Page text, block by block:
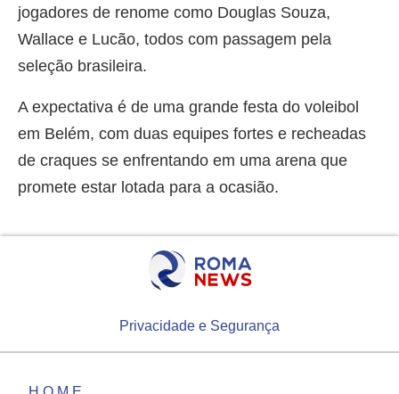
jogadores de renome como Douglas Souza,
Wallace e Lucão, todos com passagem pela
seleção brasileira.
A expectativa é de uma grande festa do voleibol
em Belém, com duas equipes fortes e recheadas
de craques se enfrentando em uma arena que
promete estar lotada para a ocasião.
Privacidade e Segurança